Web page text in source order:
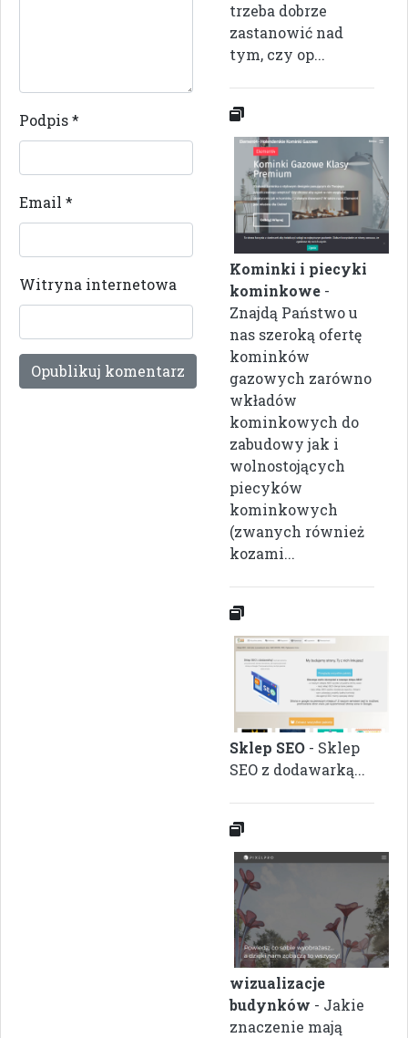
Podpis*
Email *
Witryna internetowa
trzeba dobrze
zastanowić nad
tym, czy op...
Kominki i piecyki
kominkowe -
Znajdą Państwo u
nas szeroką ofertę
kominków
gazowych zarówno
wkładów
kominkowych do
zabudowy jak i
wolnostojących
piecyków
kominkowych
(zwanych również
kozami...
Sklep SEO - Sklep
SEO z dodawarką...
wizualizacje
budynków - Jakie
znaczenie mają